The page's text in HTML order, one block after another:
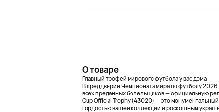
О товаре
Главный трофей мирового футбола у вас дома
В преддверии Чемпионата мира по футболу 2026
всех преданных болельщиков — официальную
Cup Official Trophy (43020) — это
гордостью вашей коллекции и роскошным